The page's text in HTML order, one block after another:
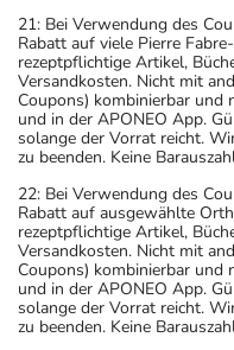
21: Bei Verwendung des
Rabatt auf viele Pierre
rezeptpflichtige Artikel,
Versandkosten. Nicht mit
Coupons) kombinierbar und
und in der APONEO App.
solange der Vorrat reicht.
zu beenden. Keine
22: Bei Verwendung des
Rabatt auf ausgewählte
rezeptpflichtige Artikel,
Versandkosten. Nicht mit
Coupons) kombinierbar und
und in der APONEO App.
solange der Vorrat reicht.
zu beenden. Keine